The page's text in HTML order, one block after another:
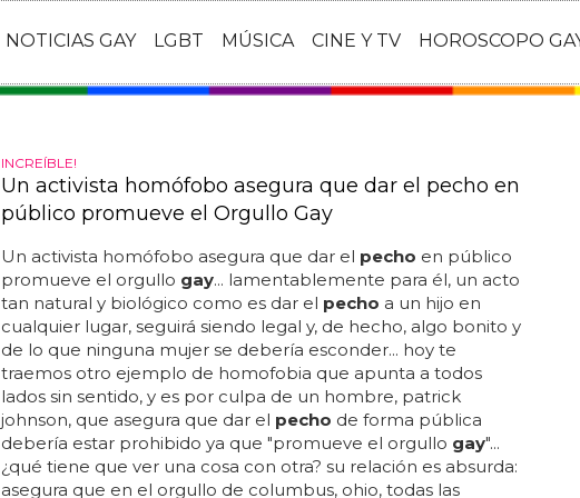
NOTICIAS GAY LGBT MÚSICA CINE Y TV HOROSCOPO
INCREÍBLE!
Un activista homófobo asegura que dar el pecho en
público promueve el Orgullo Gay
Un activista homófobo asegura que dar el pecho en público
promueve el orgullo gay... lamentablemente para él, un acto
tan natural y biológico como es dar el pecho a un hijo en
cualquier lugar, seguirá siendo legal y, de hecho, algo bonito y
de lo que ninguna mujer se debería esconder... hoy te
traemos otro ejemplo de homofobia que apunta a todos
lados sin sentido, y es por culpa de un hombre, patrick
johnson, que asegura que dar el pecho de forma pública
debería estar prohibido ya que "promueve el orgullo gay"...
¿qué tiene que ver una cosa con otra? su relación es absurda:
asegura que en el orgullo de columbus, ohio, todas las